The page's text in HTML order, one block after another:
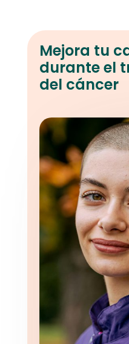
Mejora tu
durante el
del cáncer